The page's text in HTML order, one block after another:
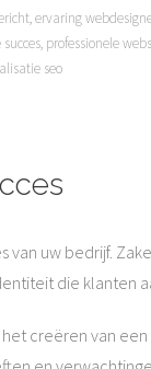
,ervaring
, professionele
seo
uw bedrijf.
die klanten
creëren van